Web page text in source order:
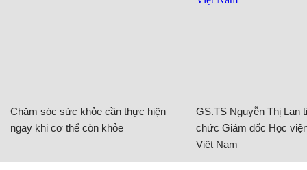
Chăm sóc sức khỏe cần thực hiện
ngay khi cơ thể còn khỏe
GS.TS Nguyễn Thị Lan
chức Giám đốc Học
Việt Nam